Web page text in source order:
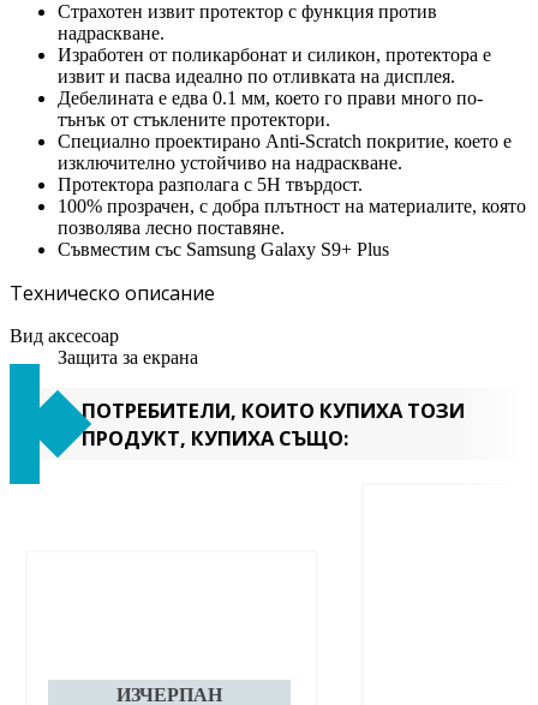
Страхотен извит протектор с функция против
надраскване.
Изработен от поликарбонат и силикон, протектора е
извит и пасва идеално по отливката на дисплея.
Дебелината е едва 0.1 мм, което го прави много по-
тънък от стъклените протектори.
Специално проектирано Anti-Scratch покритие, което е
изключително устойчиво на надраскване.
Протектора разполага с 5H твърдост.
100% прозрачен, с добра плътност на материалите, която
позволява лесно поставяне.
Съвместим със Samsung Galaxy S9+ Plus
Техническо описание
Вид аксесоар
Защита за екрана
ПОТРЕБИТЕЛИ, КОИТО КУПИХА ТОЗИ
ПРОДУКТ, КУПИХА СЪЩО: